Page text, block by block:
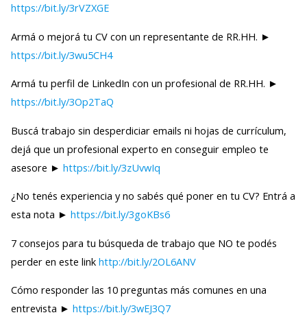
https://bit.ly/3rVZXGE
Armá o mejorá tu CV con un representante de RR.HH. ►
https://bit.ly/3wu5CH4
Armá tu perfil de LinkedIn con un profesional de RR.HH. ►
https://bit.ly/3Op2TaQ
Buscá trabajo sin desperdiciar emails ni hojas de currículum,
dejá que un profesional experto en conseguir empleo te
asesore ► https://bit.ly/3zUvwIq
¿No tenés experiencia y no sabés qué poner en tu CV? Entrá a
esta nota ► https://bit.ly/3goKBs6
7 consejos para tu búsqueda de trabajo que NO te podés
perder en este link http://bit.ly/2OL6ANV
Cómo responder las 10 preguntas más comunes en una
entrevista ► https://bit.ly/3wEJ3Q7